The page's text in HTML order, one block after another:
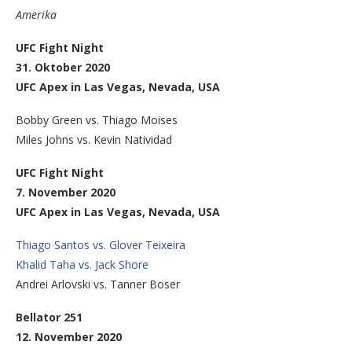
Amerika
UFC Fight Night
31. Oktober 2020
UFC Apex in Las Vegas, Nevada, USA
Bobby Green vs. Thiago Moises
Miles Johns vs. Kevin Natividad
UFC Fight Night
7. November 2020
UFC Apex in Las Vegas, Nevada, USA
Thiago Santos vs. Glover Teixeira
Khalid Taha vs. Jack Shore
Andrei Arlovski vs. Tanner Boser
Bellator 251
12. November 2020